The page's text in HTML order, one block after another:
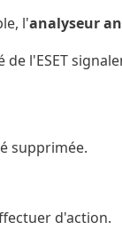
l'analyseur
l'ESET
supprimée.
d'action.